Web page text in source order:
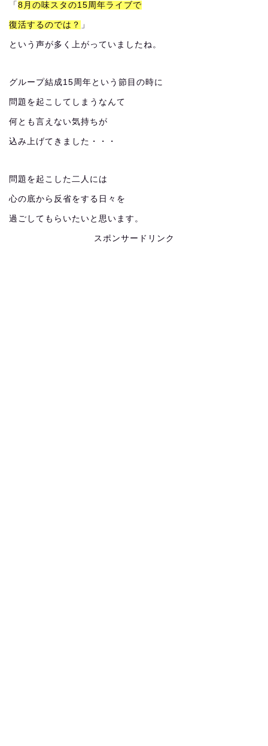
「 8月の味スタの15周年ライブで
復活するのでは？ 」
という声が多く上がっていましたね。
グループ結成15周年という節目の時に
問題を起こしてしまうなんて
何とも言えない気持ちが
込み上げてきました・・・
問題を起こした二人には
心の底から反省をする日々を
過ごしてもらいたいと思います。
スポンサードリンク